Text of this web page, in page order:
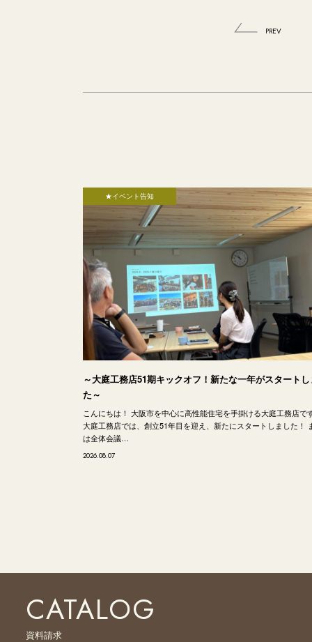
PREV
★イベント告知
～大庭工務店51期キックオフ！新たな一年がスタート
た～
こんにちは！ 大阪市を中心に高性能住宅を手掛ける大庭工務店で
大庭工務店では、創立51年目を迎え、新たにスタートしました！
は全体会議…
2026.08.07
CATALOG
資料請求